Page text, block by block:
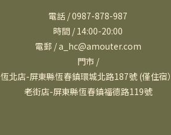
電話 / 0987-878-987
時間 / 14:00-20:00
電郵 / a_hc@amouter.com
門市 /
恆北店-屏東縣恆春鎮環城北路187號 (僅住宿）
老街店-屏東縣恆春鎮福德路119號